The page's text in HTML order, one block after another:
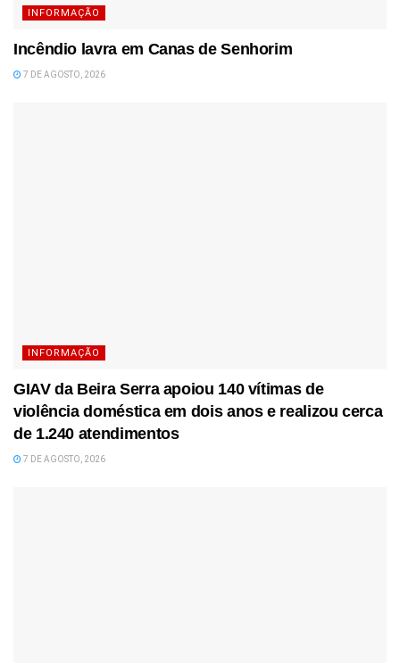
INFORMAÇÃO
Incêndio lavra em Canas de Senhorim
7 DE AGOSTO, 2026
INFORMAÇÃO
GIAV da Beira Serra apoiou 140 vítimas de
violência doméstica em dois anos e realizou cerca
de 1.240 atendimentos
7 DE AGOSTO, 2026